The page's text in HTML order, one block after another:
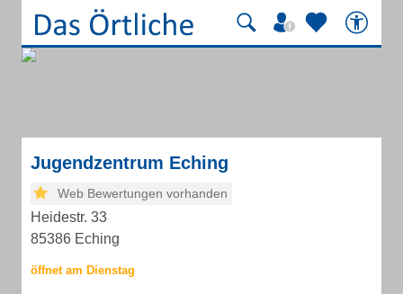
Jugendzentrum Eching
Web Bewertungen vorhanden
Heidestr. 33
85386 Eching